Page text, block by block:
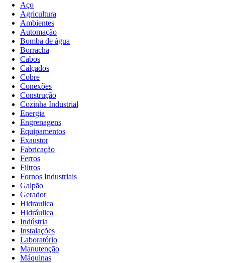
Aço
Agricultura
Ambientes
Automação
Bomba de água
Borracha
Cabos
Calçados
Cobre
Conexões
Construção
Cozinha Industrial
Energia
Engrenagens
Equipamentos
Exaustor
Fabricação
Ferros
Filtros
Fornos Industriais
Galpão
Gerador
Hidraulica
Hidráulica
Indústria
Instalações
Laboratório
Manutenção
Máquinas